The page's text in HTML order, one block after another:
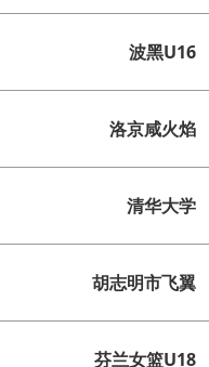
波黑U16
洛京咸火焰
清华大学
胡志明市飞翼
芬兰女篮U18